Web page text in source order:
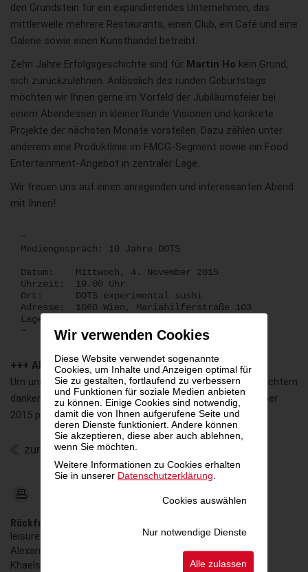
Wir verwenden Cookies
Diese Website verwendet sogenannte
Cookies, um Inhalte und Anzeigen optimal für
Sie zu gestalten, fortlaufend zu verbessern
und Funktionen für soziale Medien anbieten
zu können. Einige Cookies sind notwendig,
damit die von Ihnen aufgerufene Seite und
deren Dienste funktioniert. Andere können
Sie akzeptieren, diese aber auch ablehnen,
wenn Sie möchten.
Weitere Informationen zu Cookies erhalten
Sie in unserer Datenschutzerklärung
Cookies auswählen
Nur notwendige Dienste
Alle zulassen
den Grundstein für ein expandierendes Unternehmen, das
mittlerweile mehrere Restaurants, einen Club, ein Café und eine
Galerie sowie einen Kunsthandel betreibt.
Zehn Jahre Erfolgsgeschichte sind für Martin Ho kein Grund,
sich zurückzulehnen. Anlässlich des runden Geburtstags
möchten wir Ihnen gerne im Vorfeld der Jubiläumsfeier bei
einem Abendessen in kleiner Runde Visionen und konkrete
Projekte der nächsten Monate vorstellen. Dazu zählen unter
anderem eine Produktlinie im FMCG-Segment sowie ein Food
Entertainment-Angebot in zentraler Lage.
Wir freuen uns auf einen anregenden und interessanten Abend
mit Ihnen!
~
Mediengespräch: 10 Jahre DOTS
Datum: Mittwoch, 4. November 2015
Uhrzeit: 19.00 Uhr
Ort: DOTS experimental sushi
Adresse: 1060 Wien, Mariahilferstraße 103
Lageplan:
~
+++ ANMELDUNG +++
Um uns die gastronomische Planung des Abends zu erleichtern
danken wir für eine kurze Zu- oder Absage bis 3. November
2015 per E-Mail an akhaelss@leisure.at.
zurück zur Übersicht
Rückfragehinweis
leisure communications
Alexander
Khaelss-Khaelssberg